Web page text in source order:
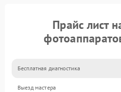
Прайс лист
Бесплатная диагностика
Выезд мастера